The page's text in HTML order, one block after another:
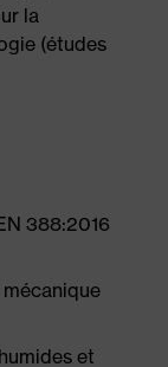
la
(études
388:2016
et